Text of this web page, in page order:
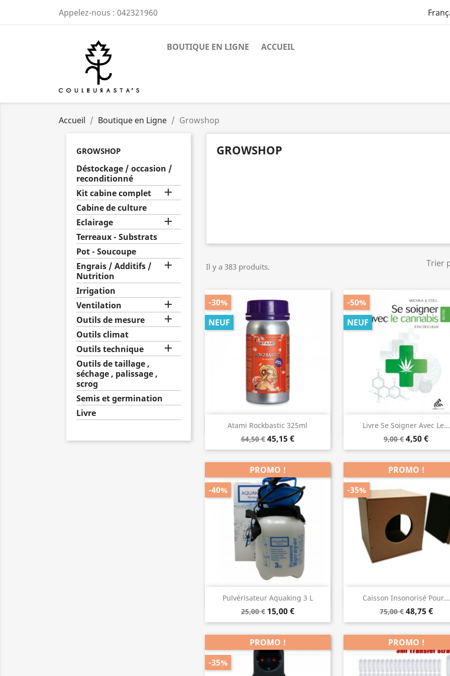
Appelez-nous : 042321960
BOUTIQUE EN LIGNE ACCUEIL
Accueil Boutique en Ligne Growshop
GROWSHOP
Déstockage / occasion /
reconditionné
Kit cabine complet

Cabine de culture
Eclairage

Terreaux - Substrats
Pot - Soucoupe
Engrais / Additifs /
Nutrition

Irrigation
Ventilation

Outils de mesure 
Outils climat
Outils technique

Outils de taillage ,
séchage , palissage ,
scrog
Semis et germination
Livre
GROWSHOP
Il y a 383 produits. Trier
Atami Rockbastic 325ml
64,50 € 45,15 €
-30%
NEUF
Aperçu rapide
Livre Se Soigner Avec Le...
9,00 € 4,50 €
-50%
NEUF
Aperçu rapide
Pulvérisateur Aquaking 3 L
25,00 € 15,00 €
PROMO !
-40%
Aperçu rapide
Caisson Insonorisé Pour...
75,00 € 48,75 €
PROMO !
-35%
Aperçu rapide
PROMO !
-35%
PROMO !